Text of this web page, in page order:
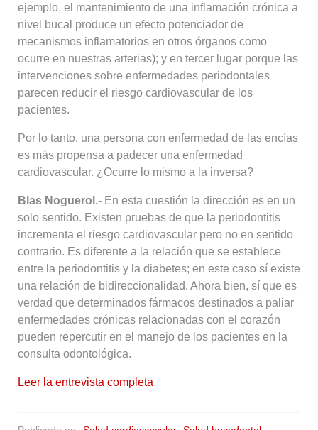
ejemplo, el mantenimiento de una inflamación crónica a
nivel bucal produce un efecto potenciador de
mecanismos inflamatorios en otros órganos como
ocurre en nuestras arterias); y en tercer lugar porque las
intervenciones sobre enfermedades periodontales
parecen reducir el riesgo cardiovascular de los
pacientes.
Por lo tanto, una persona con enfermedad de las encías
es más propensa a padecer una enfermedad
cardiovascular. ¿Ocurre lo mismo a la inversa?
Blas Noguerol.- En esta cuestión la dirección es en un
solo sentido. Existen pruebas de que la periodontitis
incrementa el riesgo cardiovascular pero no en sentido
contrario. Es diferente a la relación que se establece
entre la periodontitis y la diabetes; en este caso sí existe
una relación de bidireccionalidad. Ahora bien, sí que es
verdad que determinados fármacos destinados a paliar
enfermedades crónicas relacionadas con el corazón
pueden repercutir en el manejo de los pacientes en la
consulta odontológica.
Leer la entrevista completa